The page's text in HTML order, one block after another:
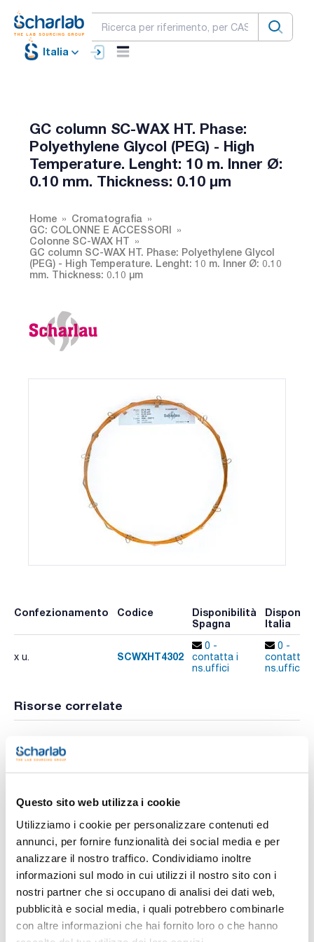
Questo sito web utilizza i cookie
Utilizziamo i cookie per personalizzare contenuti ed
annunci, per fornire funzionalità dei social media e per
analizzare il nostro traffico. Condividiamo inoltre
informazioni sul modo in cui utilizzi il nostro sito con i
nostri partner che si occupano di analisi dei dati web,
pubblicità e social media, i quali potrebbero combinarle
con altre informazioni che hai fornito loro o che hanno
Italia
GC column SC-WAX HT. Phase:
Polyethylene Glycol (PEG) - High
Temperature. Lenght: 10 m. Inner Ø:
0.10 mm. Thickness: 0.10 µm
Home
Cromatografia
GC: COLONNE E ACCESSORI
Colonne SC-WAX HT
GC column SC-WAX HT. Phase: Polyethylene Glycol
(PEG) - High Temperature. Lenght: 10 m. Inner Ø: 0.10
mm. Thickness: 0.10 µm
Confezionamento Codice
Disponibilità
Spagna
Italia
x u. SCWXHT4302
0 -
contatta i
ns.uffici
0 -
contatta i
ns.uffici
Risorse correlate
Stampa pagina prodotto
Caratteristiche
Diametro interno (mm) : 0,10